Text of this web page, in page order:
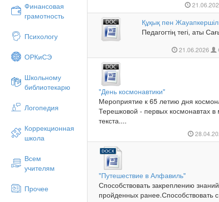
Финансовая
грамотность
Психологу
ОРКиСЭ
Школьному
библиотекарю
Логопедия
Коррекционная
школа
Всем
учителям
Прочее
Құқық пен
Педагогтің тегі, аты
21.06.2026
"День космонавтики"
Мероприятие к 65 летию дня
Терешковой - первых космонавтах
текста....
"Путешествие в Алфавиль"
Способствовать закреплению
пройденных ранее.Способствовать